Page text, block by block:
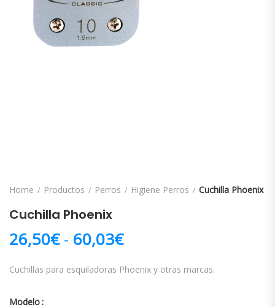
Home Productos Perros Higiene Perros Cuchilla Phoenix
Cuchilla Phoenix
26,50€ - 60,03€Rango de precios:
Cuchillas para esquiladoras Phoenix y otras marcas.
Modelo